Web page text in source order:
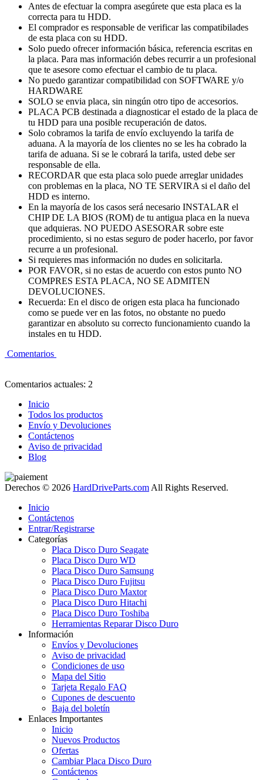
Antes de efectuar la compra asegúrete que esta placa es la
correcta para tu HDD.
El comprador es responsable de verificar las compatibilades
de esta placa con su HDD.
Solo puedo ofrecer información básica, referencia escritas en
la placa. Para mas información debes recurrir a un profesional
que te asesore como efectuar el cambio de tu placa.
No puedo garantizar compatibilidad con SOFTWARE y/o
HARDWARE
SOLO se envia placa, sin ningún otro tipo de accesorios.
PLACA PCB destinada a diagnosticar el estado de la placa de
tu HDD para una posible recuperación de datos.
Solo cobramos la tarifa de envío excluyendo la tarifa de
aduana. A la mayoría de los clientes no se les ha cobrado la
tarifa de aduana. Si se le cobrará la tarifa, usted debe ser
responsable de ella.
RECORDAR que esta placa solo puede arreglar unidades
con problemas en la placa, NO TE SERVIRA si el daño del
HDD es interno.
En la mayoría de los casos será necesario INSTALAR el
CHIP DE LA BIOS (ROM) de tu antigua placa en la nueva
que adquieras. NO PUEDO ASESORAR sobre este
procedimiento, si no estas seguro de poder hacerlo, por favor
recurre a un profesional.
Si requieres mas información no dudes en solicitarla.
POR FAVOR, si no estas de acuerdo con estos punto NO
COMPRES ESTA PLACA, NO SE ADMITEN
DEVOLUCIONES.
Recuerda: En el disco de origen esta placa ha funcionado
como se puede ver en las fotos, no obstante no puedo
garantizar en absoluto su correcto funcionamiento cuando la
instales en tu HDD.
Comentarios
Comentarios actuales: 2
Inicio
Todos los productos
Envío y Devoluciones
Contáctenos
Aviso de privacidad
Blog
Derechos © 2026 HardDriveParts.com All Rights Reserved.
Inicio
Contáctenos
Entrar/Registrarse
Categorías
Placa Disco Duro Seagate
Placa Disco Duro WD
Placa Disco Duro Samsung
Placa Disco Duro Fujitsu
Placa Disco Duro Maxtor
Placa Disco Duro Hitachi
Placa Disco Duro Toshiba
Herramientas Reparar Disco Duro
Información
Envíos y Devoluciones
Aviso de privacidad
Condiciones de uso
Mapa del Sitio
Tarjeta Regalo FAQ
Cupones de descuento
Baja del boletín
Enlaces Importantes
Inicio
Nuevos Productos
Ofertas
Cambiar Placa Disco Duro
Contáctenos